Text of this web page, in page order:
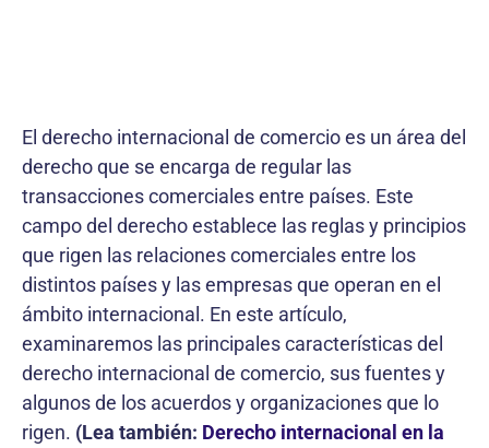
El derecho internacional de comercio es un área del
derecho que se encarga de regular las
transacciones comerciales entre países. Este
campo del derecho establece las reglas y principios
que rigen las relaciones comerciales entre los
distintos países y las empresas que operan en el
ámbito internacional. En este artículo,
examinaremos las principales características del
derecho internacional de comercio, sus fuentes y
algunos de los acuerdos y organizaciones que lo
rigen. (Lea también: Derecho internacional en la